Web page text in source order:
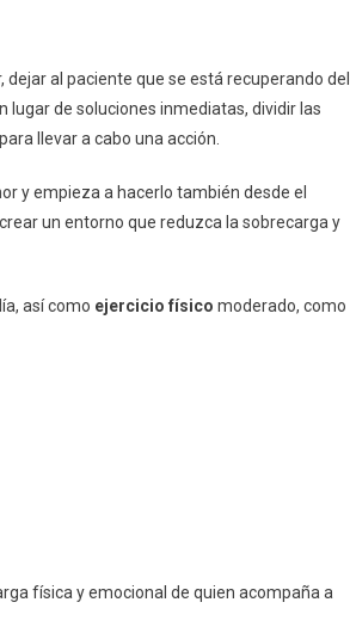
dejar al paciente que se está recuperando del
de soluciones inmediatas, dividir las
llevar a cabo una acción.
y empieza a hacerlo también desde el
un entorno que reduzca la sobrecarga y
así como ejercicio físico moderado, como
física y emocional de quien acompaña a